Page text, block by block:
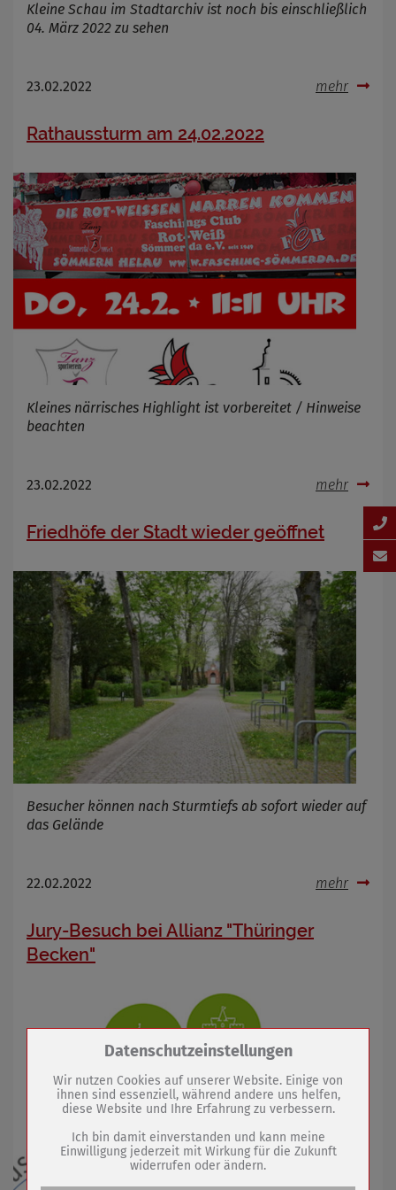
Kleine Schau im Stadtarchiv ist noch bis einschließlich
04. März 2022 zu sehen
23.02.2022 mehr
Rathaussturm am 24.02.2022
Kleines närrisches Highlight ist vorbereitet / Hinweise
beachten
23.02.2022 mehr
Friedhöfe der Stadt wieder geöffnet
Besucher können nach Sturmtiefs ab sofort wieder auf
das Gelände
22.02.2022 mehr
Jury-Besuch bei Allianz "Thüringer
Becken"
Zum Betrieb der Seite notwendige Cookies /
Name
PHP Session Cookie
Anbieter
Eigentümer dieser Website (Wenko-
Wenselaar GmbH & Co. KG)
Absicherung Kontaktformular / SPAM
Datenschutzeinstellungen
Wir nutzen Cookies auf unserer Website. Einige von
ihnen sind essenziell, während andere uns helfen,
diese Website und Ihre Erfahrung zu verbessern.
Ich bin damit einverstanden und kann meine
Einwilligung jederzeit mit Wirkung für die Zukunft
widerrufen oder ändern.